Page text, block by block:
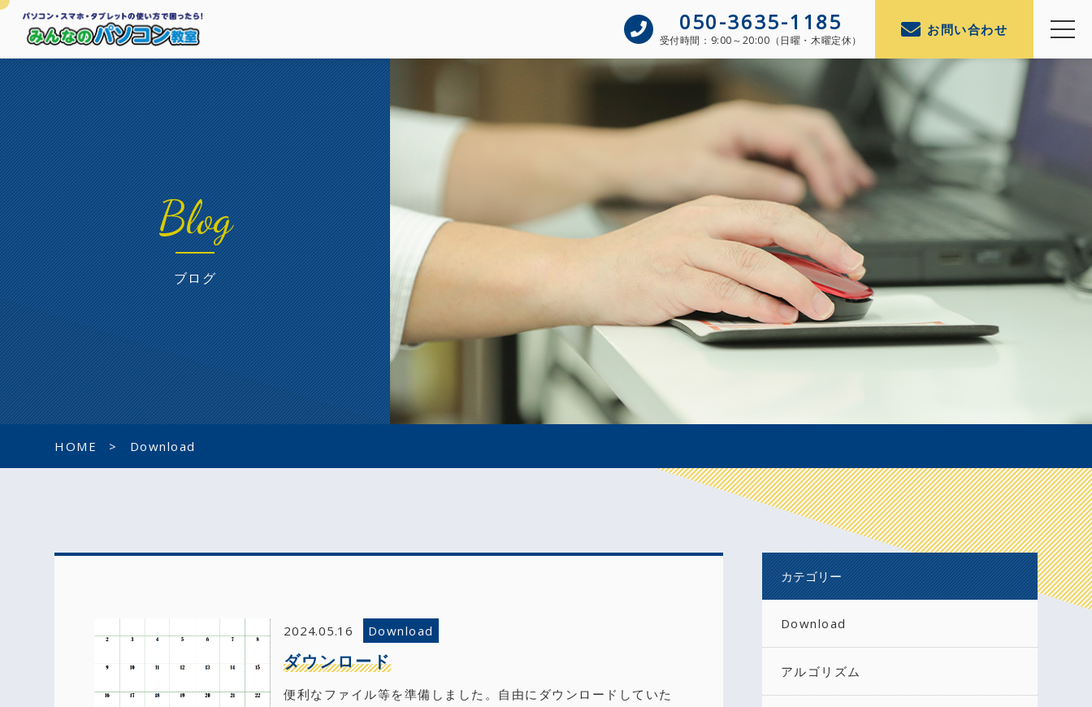
050-3635-1185
受付時間： 9:00～20:00（日曜・木曜定休）
お問い合わせ
Blog
ブログ
HOME Download
2024.05.16 Download
ダウンロード
便利なファイル等を準備しました。自由にダウンロードしていた
カテゴリー
Download
アルゴリズム